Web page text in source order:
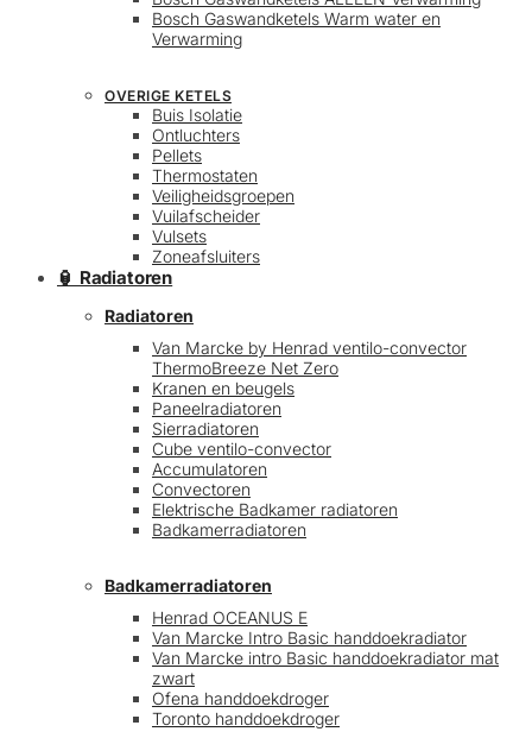
Bosch Gaswandketels Warm water en
Verwarming
OVERIGE KETELS
Buis Isolatie
Ontluchters
Pellets
Thermostaten
Veiligheidsgroepen
Vuilafscheider
Vulsets
Zoneafsluiters
🏮 Radiatoren
Radiatoren
Van Marcke by Henrad ventilo-convector
ThermoBreeze Net Zero
Kranen en beugels
Paneelradiatoren
Sierradiatoren
Cube ventilo-convector
Accumulatoren
Convectoren
Elektrische Badkamer radiatoren
Badkamerradiatoren
Badkamerradiatoren
Henrad OCEANUS E
Van Marcke Intro Basic handdoekradiator
Van Marcke intro Basic handdoekradiator mat
zwart
Ofena handdoekdroger
Toronto handdoekdroger